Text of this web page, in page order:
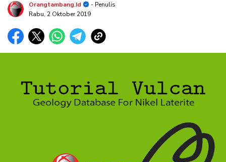
Orangtambang.id
- Penulis
Rabu, 2 Oktober 2019